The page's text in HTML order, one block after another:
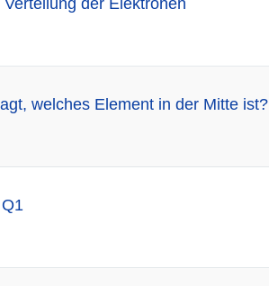
der Elektronen
welches Element in der Mitte ist?